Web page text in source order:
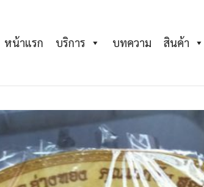
หน้าแรก บริการ บทความ สินค้า